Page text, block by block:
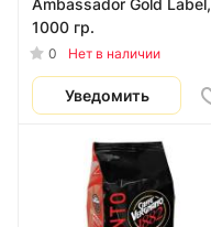
Ambassador Gold Label,
1000 гр.
0 Нет в наличии
Уведомить